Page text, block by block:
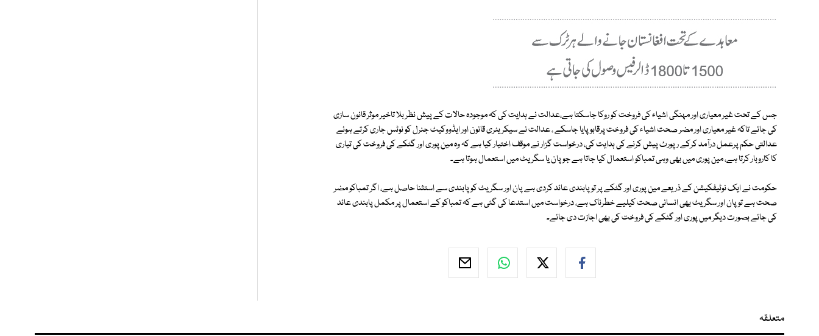
جس کے تحت غیر معیاری اور مہنگی اشیاء کی فروخت کو روکا جاسکتا ہے،عدالت نے ہدایت کی کہ موجودہ حالات کے پیش نظر بلا تاخیر موثر قانون سازی
کی جائے تاکہ غیر معیاری اور مضر صحت اشیاء کی فروخت پرقابو پایا جاسکے ، عدالت نے سیکریٹری قانون اور ایڈووکیٹ جنرل کو نوٹس جاری کرتے ہوئے
عدالتی حکم پرعمل درآمد کرکے رپورٹ پیش کرنے کی ہدایت کی، درخواست گزار نے موقف اختیار کیا ہے کہ وہ مین پوری اور گٹکے کی فروخت کی تیاری
کا کاروبار کرتا ہے، مین پوری میں بھی وہی تمباکو استعمال کیا جاتا ہے جو پان یا سگریٹ میں استعمال ہوتا ہے۔
حکومت نے ایک نوٹیفکیشن کے ذریعے مین پوری اور گٹکے پر تو پابندی عائد کردی ہے پان اور سگریٹ کو پابندی سے استثنا حاصل ہے، اگر تمباکو مضر
صحت ہے تو پان اور سگریٹ بھی انسانی صحت کیلیے خطرناک ہے، درخواست میں استدعا کی گئی ہے کہ تمباکو کے استعمال پر مکمل پابندی عائد
کی جائے بصورت دیگر میں پوری اور گٹکے کی فروخت کی بھی اجازت دی جائے۔
متعلقہ